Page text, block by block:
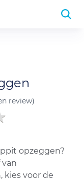
review)
opzeggen?
kies voor de